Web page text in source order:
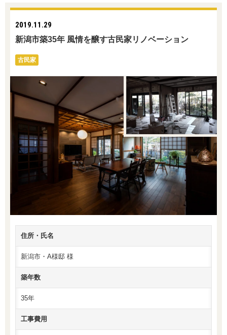
2019.11.29
新潟市築35年 風情を醸す古民家リノベーション
古民家
住所・氏名
新潟市・A様邸 様
築年数
35年
工事費用